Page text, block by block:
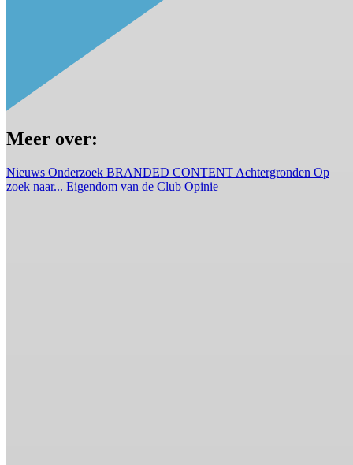
Meer over:
Nieuws Onderzoek BRANDED CONTENT Achtergronden Op
zoek naar... Eigendom van de Club Opinie